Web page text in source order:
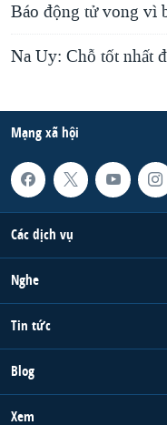
Báo động tử vong vì
Na Uy: Chỗ tốt nhất
Mạng xã hội
Các dịch vụ
Nghe
Tin tức
Blog
Xem